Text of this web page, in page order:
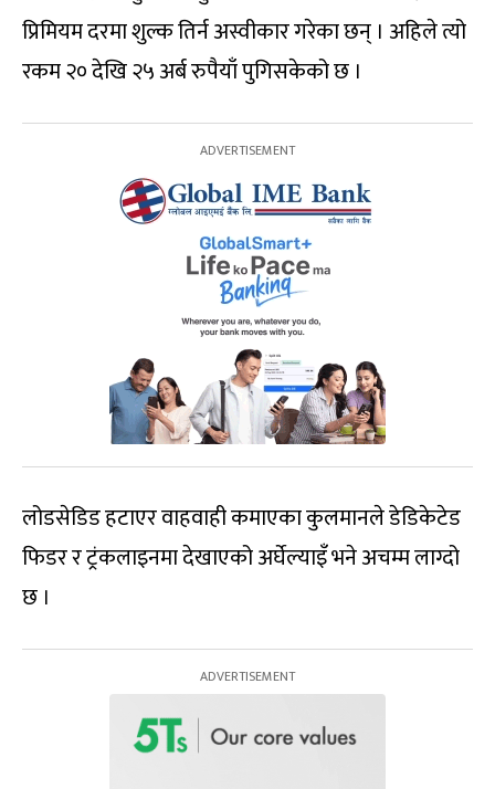
प्रिमियम दरमा शुल्क तिर्न अस्वीकार गरेका छन् । अहिले त्यो
रकम २० देखि २५ अर्ब रुपैयाँ पुगिसकेको छ ।
लोडसेडिड हटाएर वाहवाही कमाएका कुलमानले डेडिकेटेड
फिडर र ट्रंकलाइनमा देखाएको अर्घेल्याइँ भने अचम्म लाग्दो
छ ।